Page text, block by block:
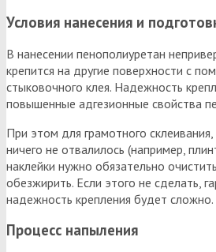
Условия нанесения и
В нанесении пенополиуретан
крепится на другие поверхности с
стыковочного клея. Надежность
повышенные адгезионные свойства
При этом для грамотного
ничего не отвалилось (например,
наклейки нужно обязательно
обезжирить. Если этого не сделать,
надежность крепления будет сложно.
Процесс напыления